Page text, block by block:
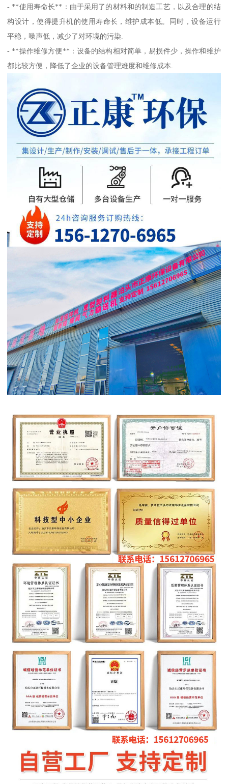
- **使用寿命长**：由于采用了的材料和的制造工艺，以及合理的结
构设计，使得提升机的使用寿命长，维护成本低。同时，设备运行
平稳，噪声低，减少了对环境的污染.
- **操作维修方便**：设备的结构相对简单，易损件少，操作和维护
都比较方便，降低了企业的设备管理难度和维修成本.